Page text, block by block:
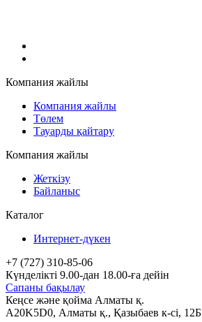
Компания жайлы
Компания жайлы
Төлем
Тауарды қайтару
Компания жайлы
Жеткізу
Байланыс
Каталог
Интернет-дүкен
+7 (727) 310-85-06
Күнделікті 9.00-дан 18.00-ға дейін
Сапаны бақылау
Кеңсе және қойма Алматы қ.
A20K5D0, Алматы қ., Қазыбаев к-сі, 12Б